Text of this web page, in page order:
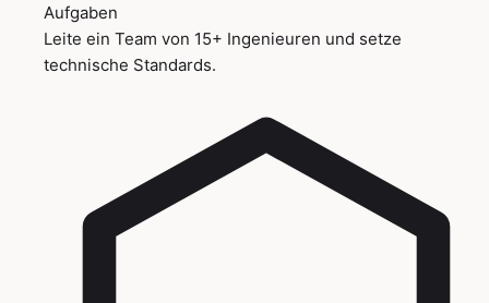
Aufgaben
Leite ein Team von 15+ Ingenieuren und setze
technische Standards.